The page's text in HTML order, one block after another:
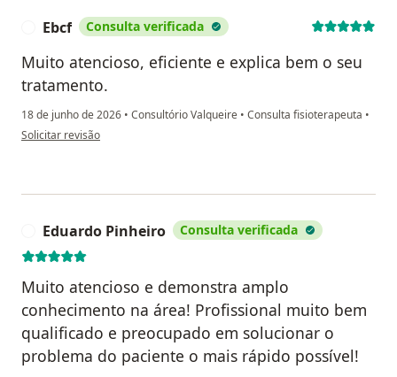
Ebcf Consulta verificada
Muito atencioso, eficiente e explica bem o seu
tratamento.
18 de junho de 2026 • Consultório Valqueire • Consulta fisioterapeuta •
na opinião do utilizador Ebcf
Solicitar revisão
Eduardo Pinheiro Consulta verificada
Muito atencioso e demonstra amplo
conhecimento na área! Profissional muito bem
qualificado e preocupado em solucionar o
problema do paciente o mais rápido possível!